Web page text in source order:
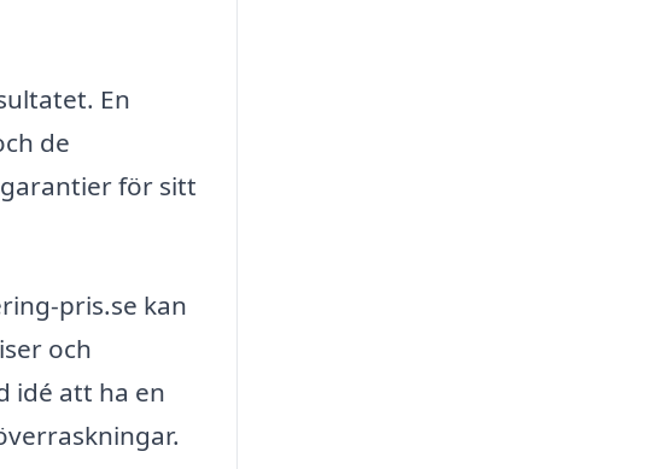
En
de
för sitt
pris.se kan
och
idé att ha en